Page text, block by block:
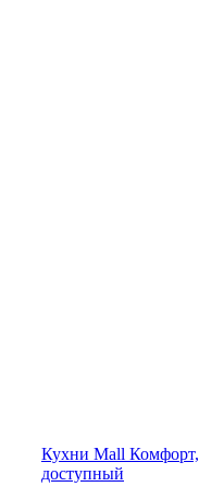
Кухни Mall Комфорт,
доступный